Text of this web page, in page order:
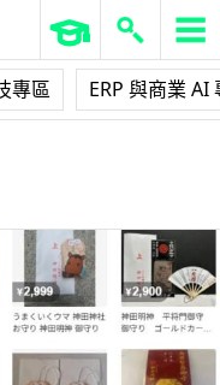
專區 ERP 與商業 AI